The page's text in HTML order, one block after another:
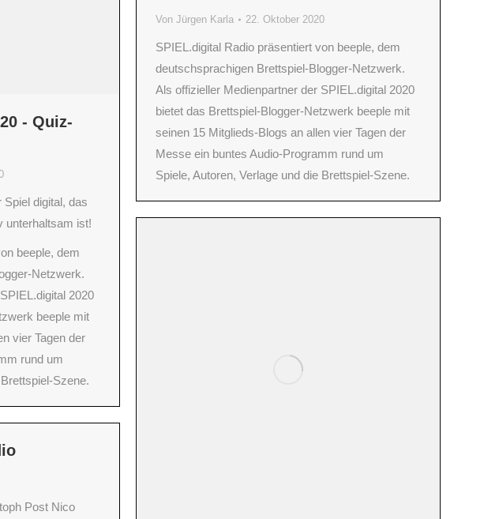
Von Jürgen Karla 22. Oktober 2020
SPIEL.digital Radio präsentiert von beeple, dem
deutschsprachigen Brettspiel-Blogger-Netzwerk.
Als offizieller Medienpartner der SPIEL.digital 2020
bietet das Brettspiel-Blogger-Netzwerk beeple mit
seinen 15 Mitglieds-Blogs an allen vier Tagen der
Messe ein buntes Audio-Programm rund um
Spiele, Autoren, Verlage und die Brettspiel-Szene.
- Quiz-
digital, das
unterhaltsam ist!
beeple, dem
Netzwerk.
2020
beeple mit
vier Tagen der
rund um
Szene.
Post Nico